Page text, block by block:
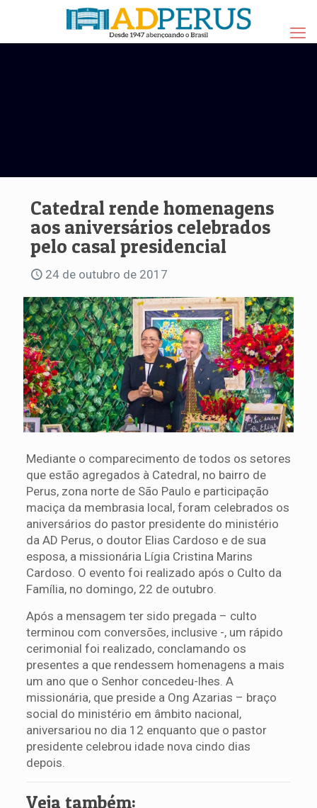
Catedral rende homenagens
aos aniversários celebrados
pelo casal presidencial
24 de outubro de 2017
Mediante o comparecimento de todos os setores
que estão agregados à Catedral, no bairro de
Perus, zona norte de São Paulo e participação
maciça da membrasia local, foram celebrados os
aniversários do pastor presidente do ministério
da AD Perus, o doutor Elias Cardoso e de sua
esposa, a missionária Lígia Cristina Marins
Cardoso. O evento foi realizado após o Culto da
Família, no domingo, 22 de outubro.
Após a mensagem ter sido pregada – culto
terminou com conversões, inclusive -, um rápido
cerimonial foi realizado, conclamando os
presentes a que rendessem homenagens a mais
um ano que o Senhor concedeu-lhes. A
missionária, que preside a Ong Azarias – braço
social do ministério em âmbito nacional,
aniversariou no dia 12 enquanto que o pastor
presidente celebrou idade nova cindo dias
depois.
Veja também: